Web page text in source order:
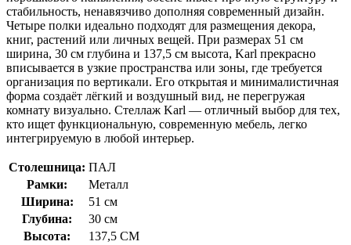
стабильность, ненавязчиво дополняя современный дизайн.
Четыре полки идеально подходят для размещения декора,
книг, растений или личных вещей. При размерах 51 см
ширина, 30 см глубина и 137,5 см высота, Karl прекрасно
вписывается в узкие пространства или зоны, где требуется
организация по вертикали. Его открытая и минималистичная
форма создаёт лёгкий и воздушный вид, не перегружая
комнату визуально. Стеллаж Karl — отличный выбор для тех,
кто ищет функциональную, современную мебель, легко
интегрируемую в любой интерьер.
Столешница: ПАЛ
Рамки:
Металл
Ширина:
51 см
Глубина:
30 см
Высота:
137,5 CM